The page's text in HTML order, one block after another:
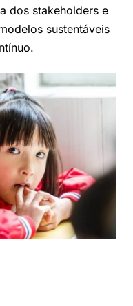
dos stakeholders e
sustentáveis